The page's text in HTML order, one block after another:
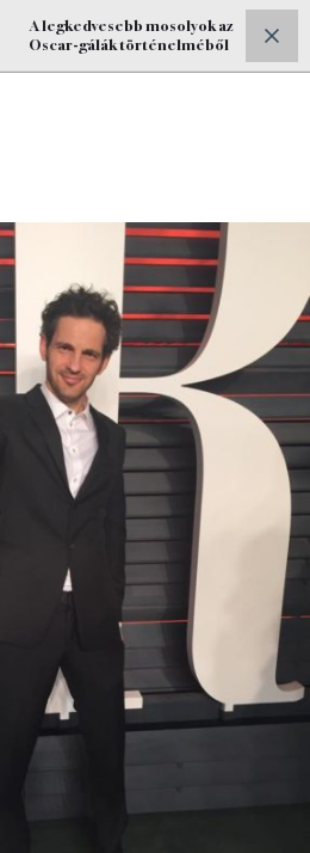
ELŐFIZETEK
A legkedvesebb mosolyok az
Oscar-gálák történelméből